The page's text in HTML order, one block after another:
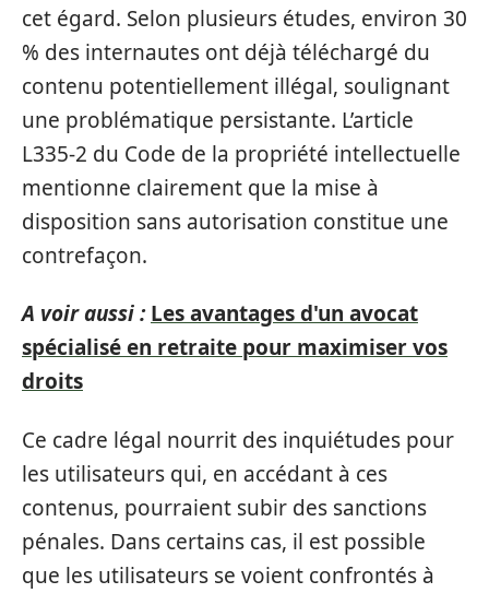
cet égard. Selon plusieurs études, environ 30
% des internautes ont déjà téléchargé du
contenu potentiellement illégal, soulignant
une problématique persistante. L’article
L335-2 du Code de la propriété intellectuelle
mentionne clairement que la mise à
disposition sans autorisation constitue une
contrefaçon.
A voir aussi : Les avantages d'un avocat
spécialisé en retraite pour maximiser vos
droits
Ce cadre légal nourrit des inquiétudes pour
les utilisateurs qui, en accédant à ces
contenus, pourraient subir des sanctions
pénales. Dans certains cas, il est possible
que les utilisateurs se voient confrontés à